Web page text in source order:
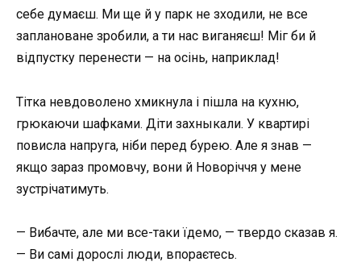
себе думаєш. Ми ще й у парк не зходили, не все
заплановане зробили, а ти нас виганяєш! Міг би й
відпустку перенести — на осінь, наприклад!
Тітка невдоволено хмикнула і пішла на кухню,
грюкаючи шафками. Діти захныкали. У квартирі
повисла напруга, ніби перед бурею. Але я знав —
якщо зараз промовчу, вони й Новоріччя у мене
зустрічатимуть.
— Вибачте, але ми все-таки їдемо, — твердо сказав я.
— Ви самі дорослі люди, впораєтесь.